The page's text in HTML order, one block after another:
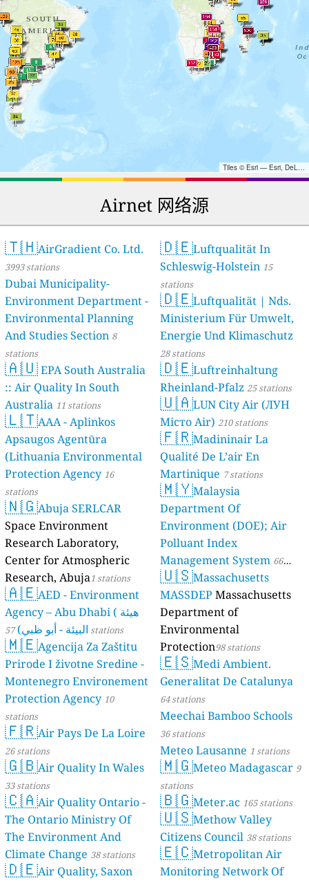
Tiles © Esri — Esri, DeLorme, NAVTEQ, TomTom, Intermap, iPC, USGS, FAO, NPS, NRCAN, GeoBase, Kadaster NL, Ordnance Survey, Esri Japan, METI, Esri China (Hong Kong), and the GIS User Community
Airnet 网络源
🇹🇭AirGradient Co. Ltd.
3993 stations
Dubai Municipality-
Environment Department -
Environmental Planning
And Studies Section 8
stations
🇦🇺EPA South Australia
:: Air Quality In South
Australia 11 stations
🇱🇹AAA - Aplinkos
Apsaugos Agentūra
(Lithuania Environmental
Protection Agency 16
stations
🇳🇬Abuja SERLCAR
Space Environment
Research Laboratory,
Center for Atmospheric
Research, Abuja1 stations
🇦🇪AED - Environment
Agency – Abu Dhabi ( هيئة
البيئة - أبو ظبي) 57 stations
🇲🇪Agencija Za Zaštitu
Prirode I životne Sredine -
Montenegro Environement
Protection Agency 10
stations
🇫🇷Air Pays De La Loire
26 stations
🇬🇧Air Quality In Wales
33 stations
🇨🇦Air Quality Ontario -
The Ontario Ministry Of
The Environment And
Climate Change 38 stations
🇩🇪Air Quality, Saxon
🇩🇪Luftqualität In
Schleswig-Holstein 15
stations
🇩🇪Luftqualität | Nds.
Ministerium Für Umwelt,
Energie Und Klimaschutz
28 stations
🇩🇪Luftreinhaltung
Rheinland-Pfalz 25 stations
🇺🇦LUN City Air (ЛУН
Місто Air) 210 stations
🇫🇷Madininair La
Qualité De L’air En
Martinique 7 stations
🇲🇾Malaysia
Department Of
Environment (DOE); Air
Polluant Index
Management System 66
stations
🇺🇸Massachusetts
MASSDEP Massachusetts
Department of
Environmental
Protection98 stations
🇪🇸Medi Ambient.
Generalitat De Catalunya
64 stations
Meechai Bamboo Schools
36 stations
Meteo Lausanne 1 stations
🇲🇬Meteo Madagascar 9
stations
🇧🇬Meter.ac 165 stations
🇺🇸Methow Valley
Citizens Council 38 stations
🇪🇨Metropolitan Air
Monitoring Network Of